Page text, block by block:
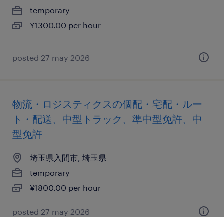
temporary
¥1300.00 per hour
posted 27 may 2026
物流・ロジスティクスの個配・宅配・ルー
ト・配送、中型トラック、準中型免許、中
型免許
埼玉県入間市, 埼玉県
temporary
¥1800.00 per hour
posted 27 may 2026